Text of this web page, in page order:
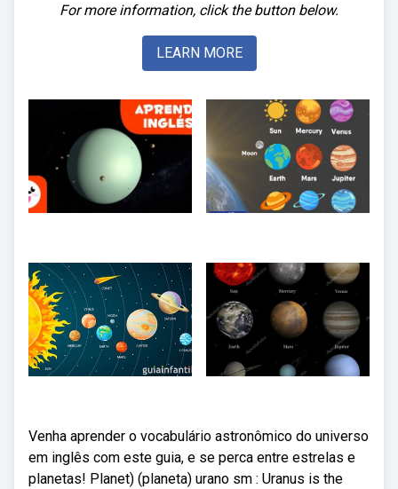
For more information, click the button below.
LEARN MORE
Venha aprender o vocabulário astronômico do universo
em inglês com este guia, e se perca entre estrelas e
planetas! Planet) (planeta) urano sm : Uranus is the